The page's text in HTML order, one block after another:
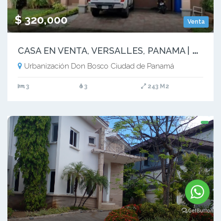
Venta
$ 320,000
C
ASA EN VENTA, VERSALLES, PANAMA | PH VERSALLES I - RM
Urbanización Don Bosco Ciudad de Panamá
3 3 243 M2